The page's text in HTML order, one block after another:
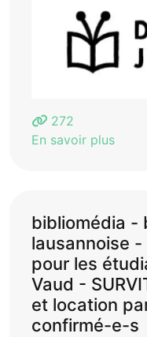
272
En savoir plus
bibliomédia -
lausannoise
pour les
Vaud -
et location
confirmé-e-s